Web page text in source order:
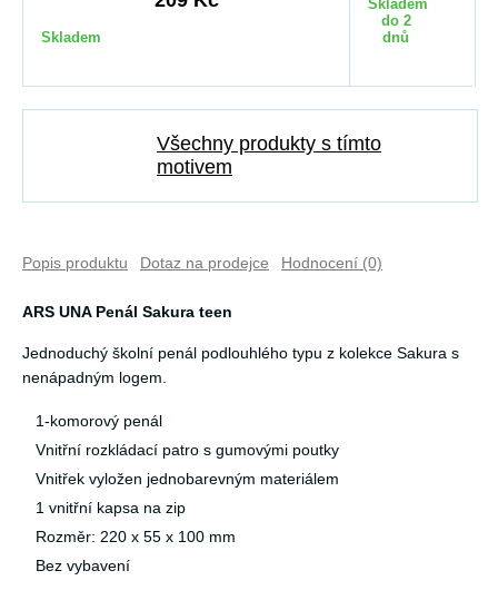
Skladem
Skladem
do 2
dnů
Všechny produkty s tímto
motivem
Popis produktu Dotaz na prodejce Hodnocení (0)
ARS UNA Penál Sakura teen
Jednoduchý školní penál podlouhlého typu z kolekce Sakura s
nenápadným logem.
1-komorový penál
Vnitřní rozkládací patro s gumovými poutky
Vnitřek vyložen jednobarevným materiálem
1 vnitřní kapsa na zip
Rozměr: 220 x 55 x 100 mm
Bez vybavení